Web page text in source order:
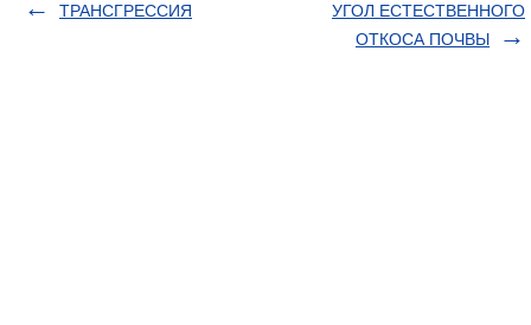
ТРАНСГРЕССИЯ
УГОЛ ЕСТЕСТВЕННОГО
ОТКОСА ПОЧВЫ